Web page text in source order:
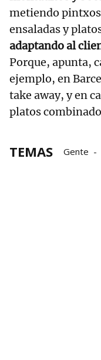
metiendo
ensaladas y
adaptando al
Porque, apunta,
ejemplo, en
take away, y en
platos
TEMAS Gente